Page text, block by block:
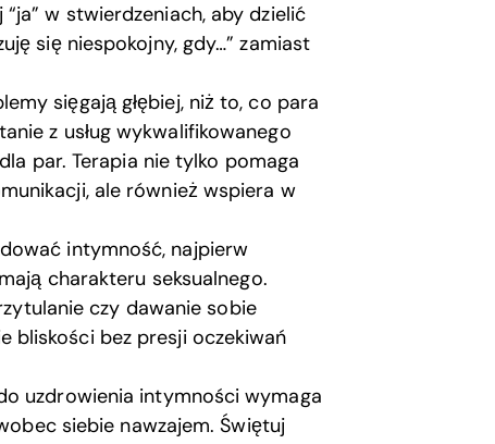
w stwierdzeniach, aby dzielić
się niespokojny, gdy…” zamiast
sięgają głębiej, niż to, co para
z usług wykwalifikowanego
par. Terapia nie tylko pomaga
ale również wspiera w
intymność, najpierw
charakteru seksualnego.
czy dawanie sobie
bliskości bez presji oczekiwań
uzdrowienia intymności wymaga
siebie nawzajem. Świętuj